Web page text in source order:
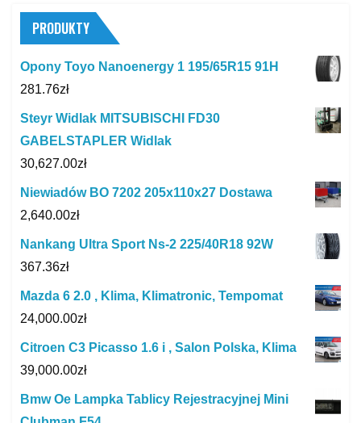
PRODUKTY
Opony Toyo Nanoenergy 1 195/65R15 91H
281.76zł
Steyr Widlak MITSUBISCHI FD30
GABELSTAPLER Widlak
30,627.00zł
Niewiadów BO 7202 205x110x27 Dostawa
2,640.00zł
Nankang Ultra Sport Ns-2 225/40R18 92W
367.36zł
Mazda 6 2.0 , Klima, Klimatronic, Tempomat
24,000.00zł
Citroen C3 Picasso 1.6 i , Salon Polska, Klima
39,000.00zł
Bmw Oe Lampka Tablicy Rejestracyjnej Mini